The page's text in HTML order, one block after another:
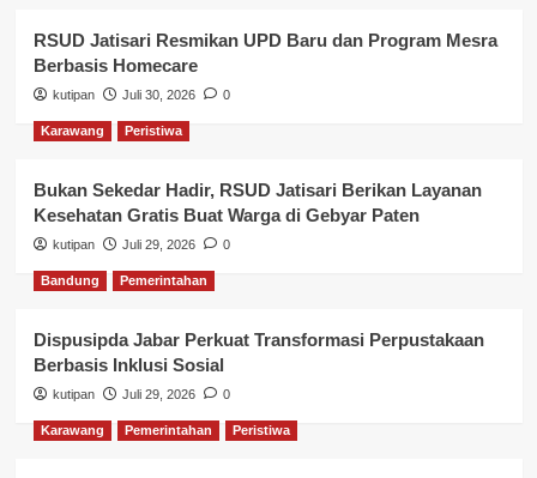
RSUD Jatisari Resmikan UPD Baru dan Program Mesra
Berbasis Homecare
kutipan Juli 30, 2026 0
Karawang Peristiwa
Bukan Sekedar Hadir, RSUD Jatisari Berikan Layanan
Kesehatan Gratis Buat Warga di Gebyar Paten
kutipan Juli 29, 2026 0
Bandung Pemerintahan
Dispusipda Jabar Perkuat Transformasi Perpustakaan
Berbasis Inklusi Sosial
kutipan Juli 29, 2026 0
Karawang Pemerintahan Peristiwa